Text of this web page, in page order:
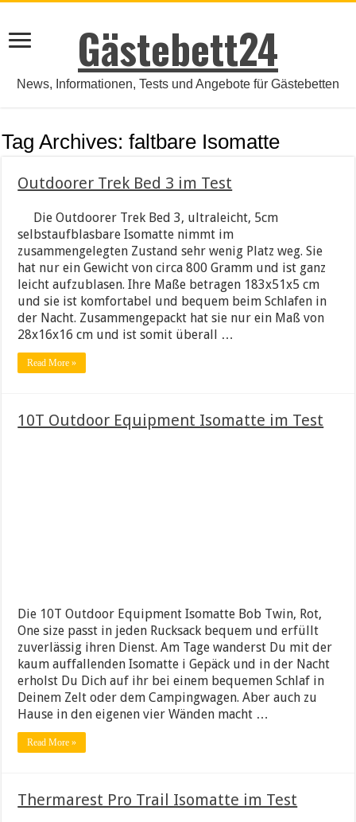
Gästebett24
News, Informationen, Tests und Angebote für Gästebetten
Tag Archives:faltbare Isomatte
Outdoorer Trek Bed 3 im Test
Die Outdoorer Trek Bed 3, ultraleicht, 5cm
selbstaufblasbare Isomatte nimmt im
zusammengelegten Zustand sehr wenig Platz weg. Sie
hat nur ein Gewicht von circa 800 Gramm und ist ganz
leicht aufzublasen. Ihre Maße betragen 183x51x5 cm
und sie ist komfortabel und bequem beim Schlafen in
der Nacht. Zusammengepackt hat sie nur ein Maß von
28x16x16 cm und ist somit überall …
Read More »
10T Outdoor Equipment Isomatte im Test
Die 10T Outdoor Equipment Isomatte Bob Twin, Rot,
One size passt in jeden Rucksack bequem und erfüllt
zuverlässig ihren Dienst. Am Tage wanderst Du mit der
kaum auffallenden Isomatte i Gepäck und in der Nacht
erholst Du Dich auf ihr bei einem bequemen Schlaf in
Deinem Zelt oder dem Campingwagen. Aber auch zu
Hause in den eigenen vier Wänden macht …
Read More »
Thermarest Pro Trail Isomatte im Test